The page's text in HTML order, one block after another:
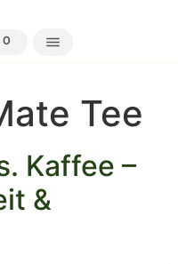
0
Tee
Kaffee –
&